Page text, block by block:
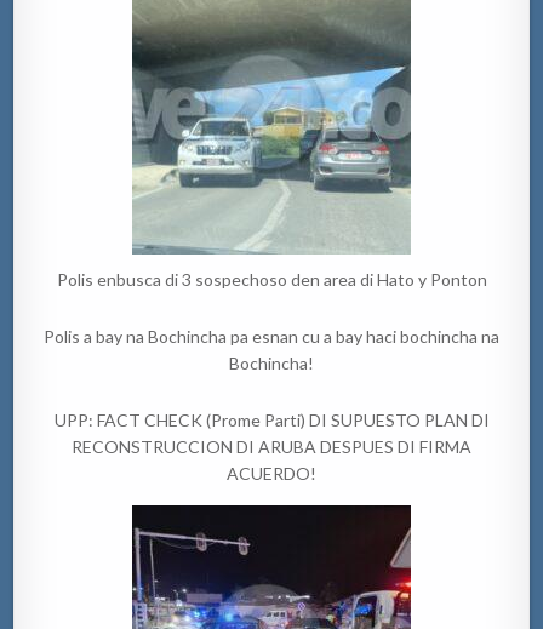
Polis enbusca di 3 sospechoso den area di Hato y Ponton
Polis a bay na Bochincha pa esnan cu a bay haci bochincha na
Bochincha!
UPP: FACT CHECK (Prome Parti) DI SUPUESTO PLAN DI
RECONSTRUCCION DI ARUBA DESPUES DI FIRMA
ACUERDO!